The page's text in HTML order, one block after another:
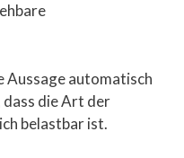
Aussage automatisch
dass die Art der
belastbar ist.